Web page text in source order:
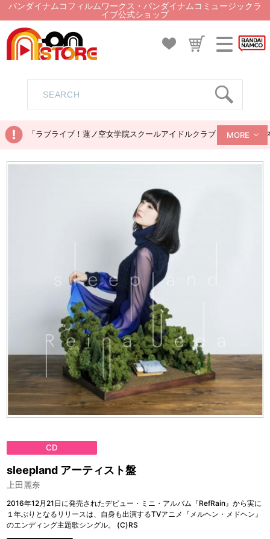
バンダイナムコフィルムワークス・バンダイナムコミュージックラ
イブ公式ショップ
「ラブライブ！蓮ノ空女学院スクールアイドルクラブ ぬいぐるみ
MORE
CD
sleepland アーティスト盤
上田麗奈
2016年12月21日に発売されたデビュー・ミニ・アルバム『RefRain』から実に
１年ぶりとなるリリースは、自身も出演するTVアニメ『メルヘン・メドヘン』
のエンディング主題歌シングル。 (C)RS